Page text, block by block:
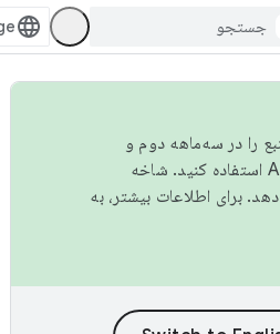
را در سه‌ماهه دوم و
استفاده کنید. شاخه